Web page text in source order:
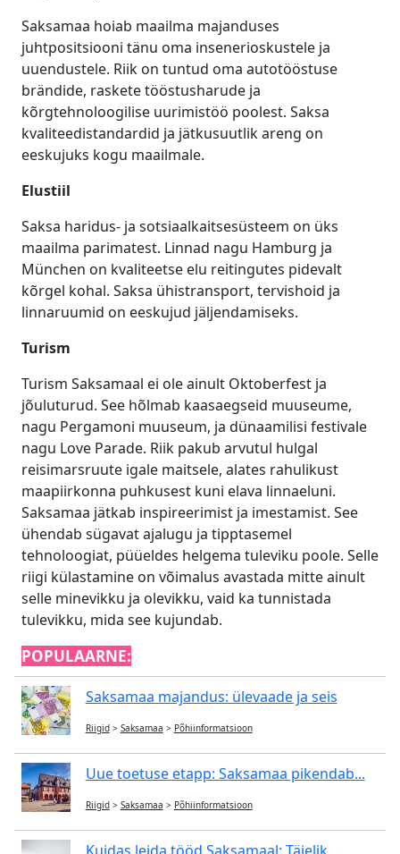
Saksamaa hoiab maailma majanduses
juhtpositsiooni tänu oma insenerioskustele ja
uuendustele. Riik on tuntud oma autotööstuse
brändide, raskete tööstusharude ja
kõrgtehnoloogilise uurimistöö poolest. Saksa
kvaliteedistandardid ja jätkusuutlik areng on
eeskujuks kogu maailmale.
Elustiil
Saksa haridus- ja sotsiaalkaitsesüsteem on üks
maailma parimatest. Linnad nagu Hamburg ja
München on kvaliteetse elu reitingutes pidevalt
kõrgel kohal. Saksa ühistransport, tervishoid ja
linnaruumid on eeskujud jäljendamiseks.
Turism
Turism Saksamaal ei ole ainult Oktoberfest ja
jõuluturud. See hõlmab kaasaegseid muuseume,
nagu Pergamoni muuseum, ja dünaamilisi festivale
nagu Love Parade. Riik pakub arvutul hulgal
reisimarsruute igale maitsele, alates rahulikust
maapiirkonna puhkusest kuni elava linnaeluni.
Saksamaa jätkab inspireerimist ja imestamist. See
ühendab sügavat ajalugu ja tipptasemel
tehnoloogiat, püüeldes helgema tuleviku poole. Selle
riigi külastamine on võimalus avastada mitte ainult
selle minevikku ja olevikku, vaid ka tunnistada
tulevikku, mida see kujundab.
POPULAARNE:
Saksamaa majandus: ülevaade ja seis
Riigid > Saksamaa > Põhiinformatsioon
Uue toetuse etapp: Saksamaa pikendab...
Riigid > Saksamaa > Põhiinformatsioon